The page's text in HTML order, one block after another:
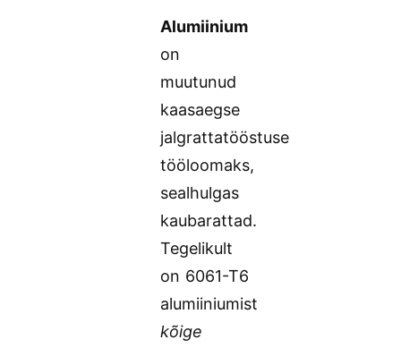
Alumiinium
on
muutunud
kaasaegse
jalgrattatööstuse
tööloomaks,
sealhulgas
kaubarattad.
Tegelikult
on 6061-T6
alumiiniumist
kõige